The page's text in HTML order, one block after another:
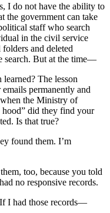
I do not have the ability to
the government can take
staff who search
in the civil service
and deleted
But at the time—
The lesson
permanently and
the Ministry of
hood” did they find your
Is that true?
found them. I’m
too, because you told
no responsive records.
I had those records—